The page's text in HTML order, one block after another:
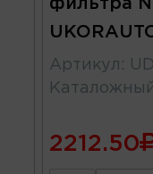
фильтра
Артикул :
2212.50